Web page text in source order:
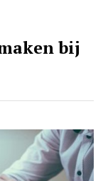
bij